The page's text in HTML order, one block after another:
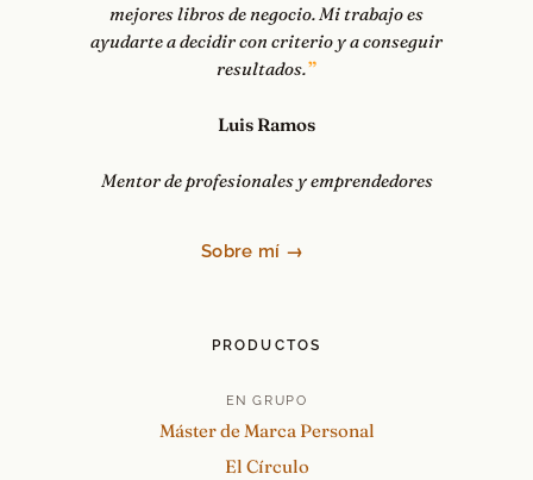
mejores libros de negocio. Mi trabajo es
ayudarte a decidir con criterio y a conseguir
resultados.
Luis Ramos
Mentor de profesionales y emprendedores
Sobre mí →
PRODUCTOS
EN GRUPO
Máster de Marca Personal
El Círculo